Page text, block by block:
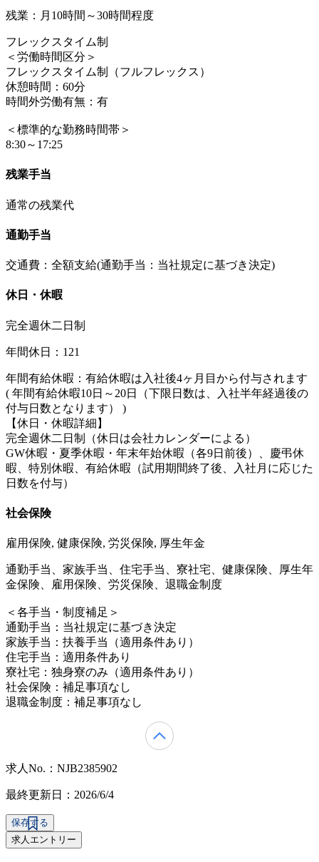
残業：月10時間～30時間程度
フレックスタイム制
＜労働時間区分＞
フレックスタイム制（フルフレックス）
休憩時間：60分
時間外労働有無：有
＜標準的な勤務時間帯＞
8:30～17:25
残業手当
通常の残業代
通勤手当
交通費：全額支給(通勤手当：当社規定に基づき決定)
休日・休暇
完全週休二日制
年間休日：121
年間有給休暇：有給休暇は入社後4ヶ月目から付与されます
( 年間有給休暇10日～20日（下限日数は、入社半年経過後の
付与日数となります） )
【休日・休暇詳細】
完全週休二日制（休日は会社カレンダーによる）
GW休暇・夏季休暇・年末年始休暇（各9日前後）、慶弔休
暇、特別休暇、有給休暇（試用期間終了後、入社月に応じた
日数を付与）
社会保険
雇用保険, 健康保険, 労災保険, 厚生年金
通勤手当、家族手当、住宅手当、寮社宅、健康保険、厚生年
金保険、雇用保険、労災保険、退職金制度
＜各手当・制度補足＞
通勤手当：当社規定に基づき決定
家族手当：扶養手当（適用条件あり）
住宅手当：適用条件あり
寮社宅：独身寮のみ（適用条件あり）
社会保険：補足事項なし
退職金制度：補足事項なし
求人No.：NJB2385902
最終更新日：2026/6/4
保存する
求人エントリー